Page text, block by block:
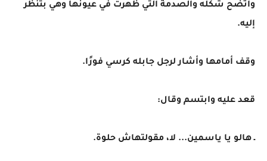
واتضح شكله والصدمة التي ظهرت في عيونها وهي بتنظر
إليه.
وقف أمامها وأشار لرجل جابله كرسي فورًا.
قعد عليه وابتسم وقال:
ـ هالو يا ياسمين... لا، مقولتهاش حلوة.